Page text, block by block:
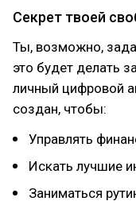
Секрет твоей
Ты, возможно,
это будет делать
личный цифровой
создан, чтобы:
Управлять
Искать лучшие
Заниматься